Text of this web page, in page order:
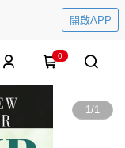
開啟APP
0
1/1